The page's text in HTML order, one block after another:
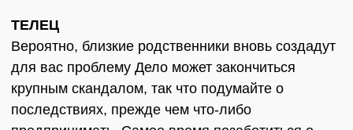
ТЕЛЕЦ
Вероятно, близкие родственники вновь создадут
для вас проблему Дело может закончиться
крупным скандалом, так что подумайте о
последствиях, прежде чем что-либо